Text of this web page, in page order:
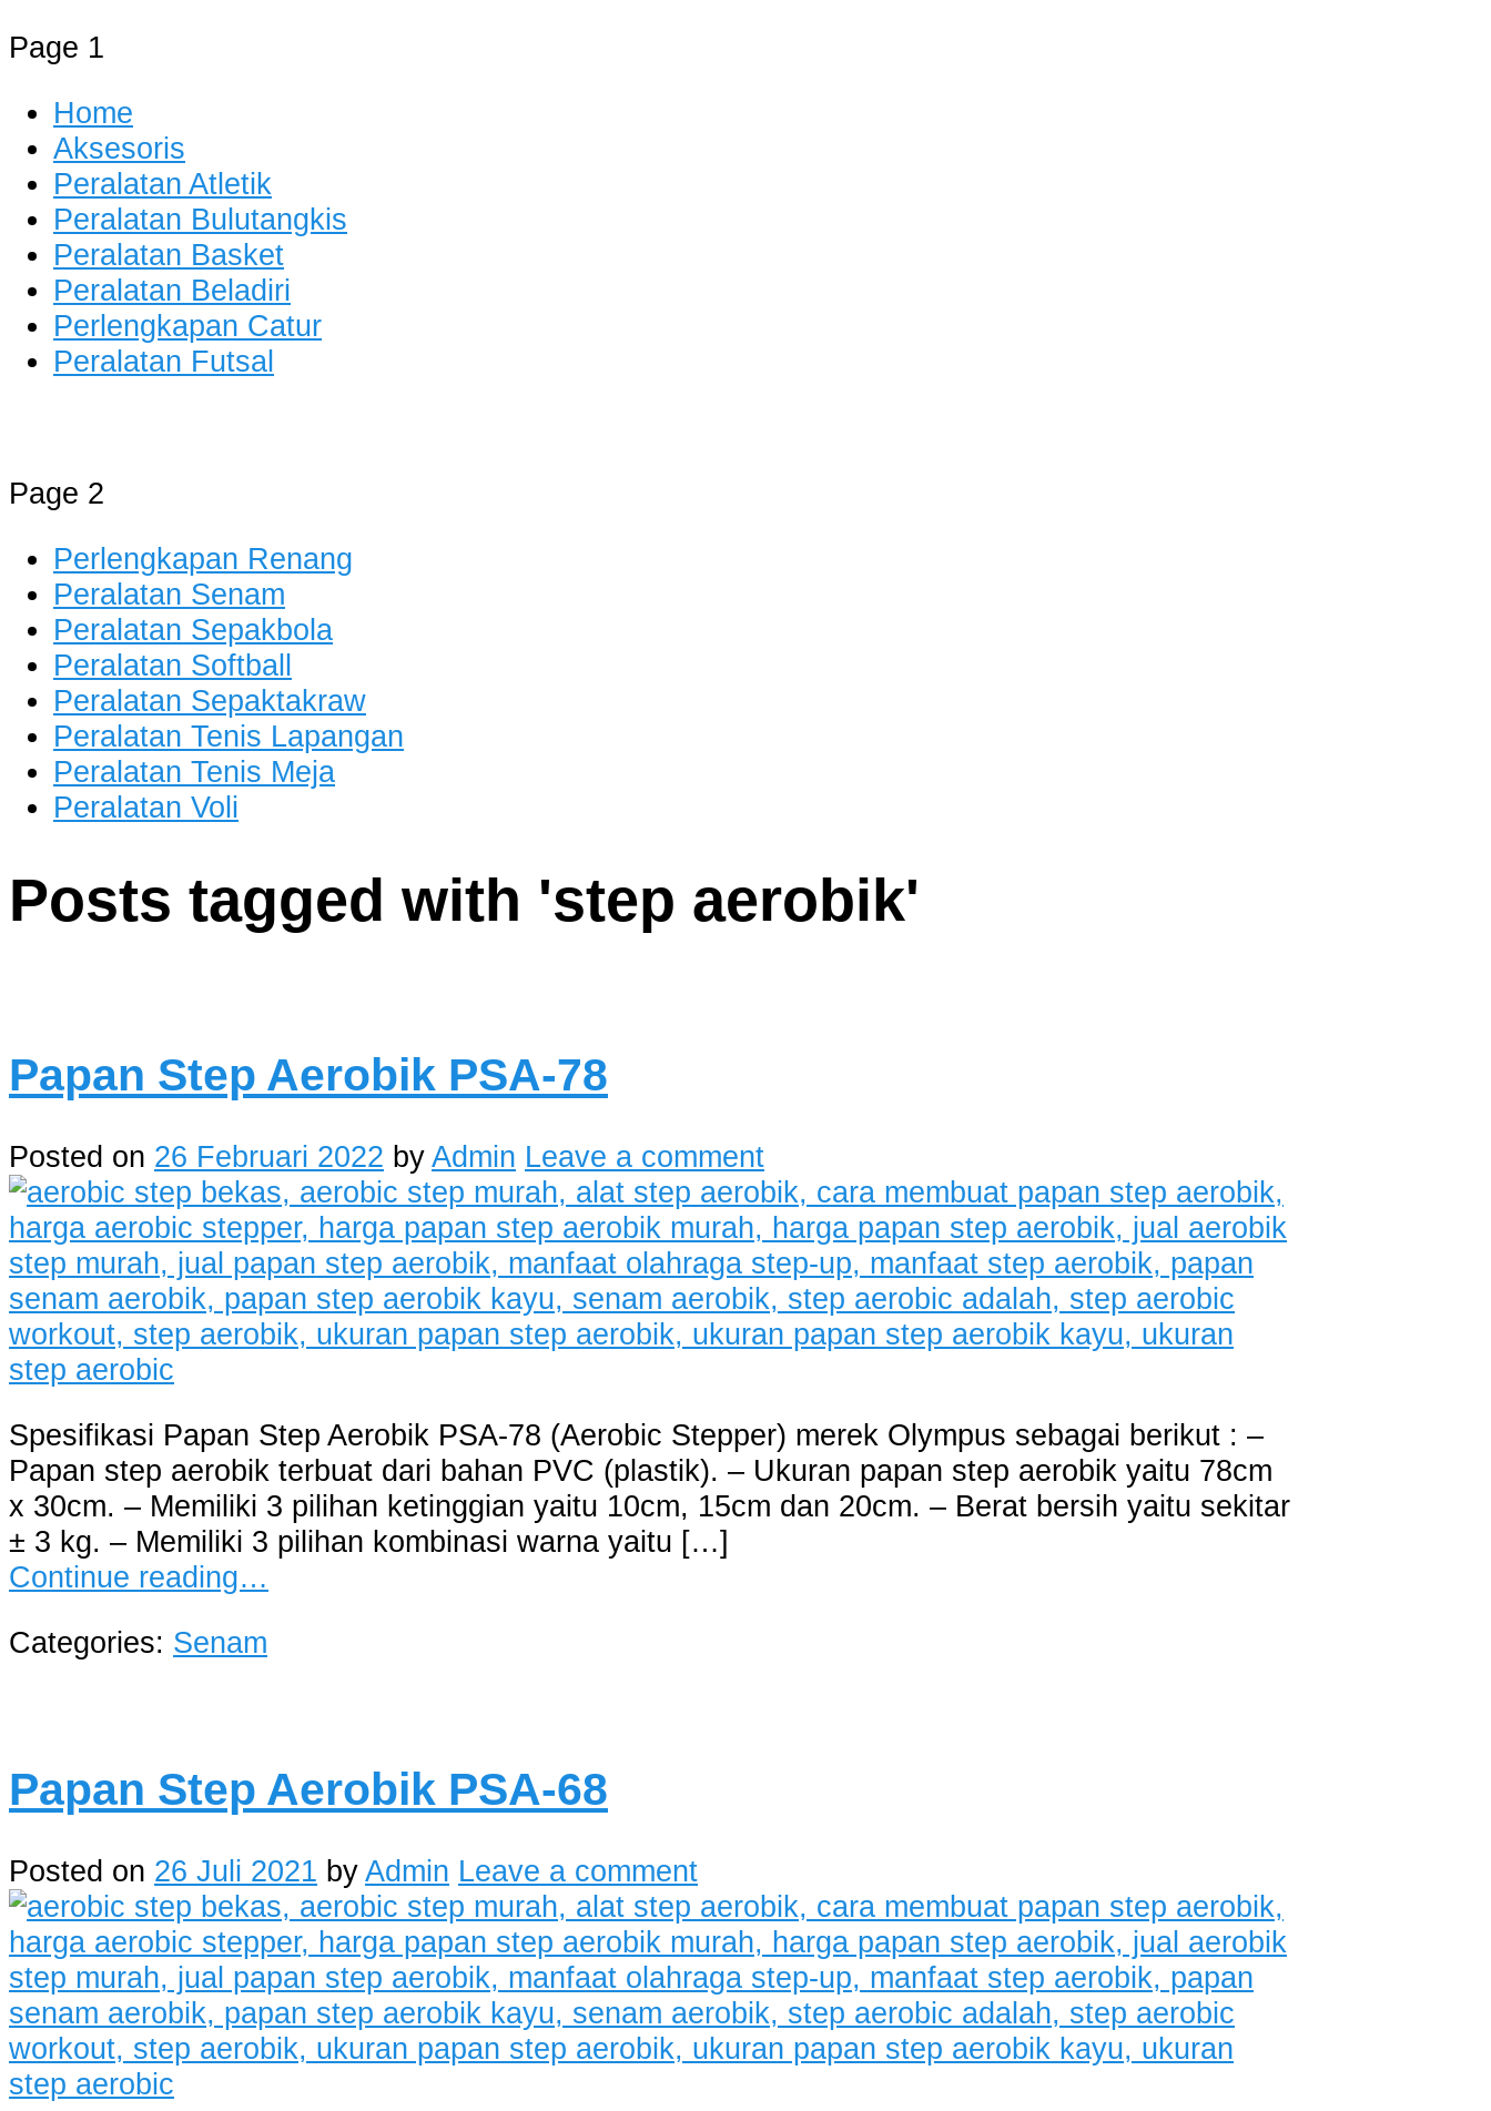
Page 1
Home
Aksesoris
Peralatan Atletik
Peralatan Bulutangkis
Peralatan Basket
Peralatan Beladiri
Perlengkapan Catur
Peralatan Futsal
Distributor Alat Olahraga
Jual Alat Olahraga Murah, Lengkap dan Berkualitas
Page 2
Perlengkapan Renang
Peralatan Senam
Peralatan Sepakbola
Peralatan Softball
Peralatan Sepaktakraw
Peralatan Tenis Lapangan
Peralatan Tenis Meja
Peralatan Voli
Posts tagged with 'step aerobik'
Papan Step Aerobik PSA-78
Posted on 26 Februari 2022 byAdmin Leave a comment
Spesifikasi Papan Step Aerobik PSA-78 (Aerobic Stepper) merek Olympus sebagai berikut : –
Papan step aerobik terbuat dari bahan PVC (plastik). – Ukuran papan step aerobik yaitu 78cm
x 30cm. – Memiliki 3 pilihan ketinggian yaitu 10cm, 15cm dan 20cm. – Berat bersih yaitu sekitar
± 3 kg. – Memiliki 3 pilihan kombinasi warna yaitu […]
Continue reading…
Categories: Senam
Papan Step Aerobik PSA-68
Posted on 26 Juli 2021 byAdmin Leave a comment